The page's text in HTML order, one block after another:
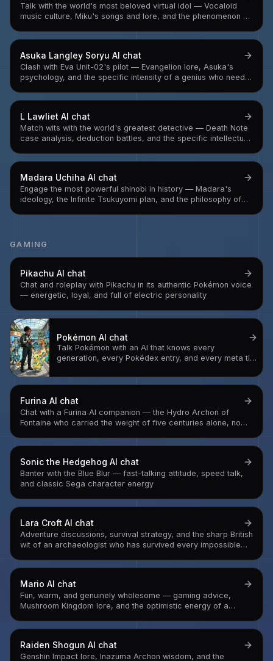
Talk with the world's most beloved virtual idol — Vocaloid
music culture, Miku's songs and lore, and the phenomenon of
Asuka Langley Soryu AI chat
Clash with Eva Unit-02's pilot — Evangelion lore, Asuka's
psychology, and the specific intensity of a genius who needs
win
L Lawliet AI chat
Match wits with the world's greatest detective — Death Note
case analysis, deduction battles, and the specific intellectual
currently eating a strawberry
Madara Uchiha AI chat
Engage the most powerful shinobi in history — Madara's
ideology, the Infinite Tsukuyomi plan, and the philosophy of
GAMING
Pikachu AI chat
Chat and roleplay with Pikachu in its authentic Pokémon voice
— energetic, loyal, and full of electric personality
Pokémon AI chat
Talk Pokémon with an AI that knows every
generation, every Pokédex entry, and every meta tier
lore, and adventure
Furina AI chat
Chat with a Furina AI companion — the Hydro Archon of
Fontaine who carried the weight of five centuries alone, now
performance
Sonic the Hedgehog AI chat
Banter with the Blue Blur — fast-talking attitude, speed talk,
and classic Sega character energy
Lara Croft AI chat
Adventure discussions, survival strategy, and the sharp British
wit of an archaeologist who has survived every impossible
Mario AI chat
Fun, warm, and genuinely wholesome — gaming advice,
Mushroom Kingdom lore, and the optimistic energy of a
count
Raiden Shogun AI chat
Genshin Impact lore, Inazuma Archon wisdom, and the